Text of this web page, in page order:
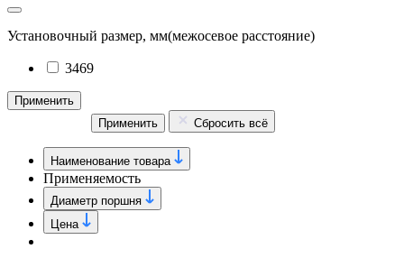
Установочный размер, мм(межосевое расстояние)
3469
Применить
Применить
Сбросить всё
Наименование товара
Применяемость
Диаметр поршня
Цена